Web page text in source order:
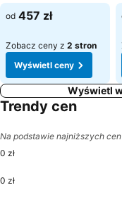
Wyświetl ceny
od 457 zł
Zobacz ceny z 2 stron
Wyświetl ceny
Wyświetl
Trendy cen
Na podstawie najniższych
0 zł
0 zł